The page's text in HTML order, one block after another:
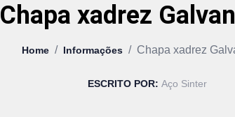
Chapa xadrez
Home / Informações / Chapa xadrez
ESCRITO POR: Aço Sinter